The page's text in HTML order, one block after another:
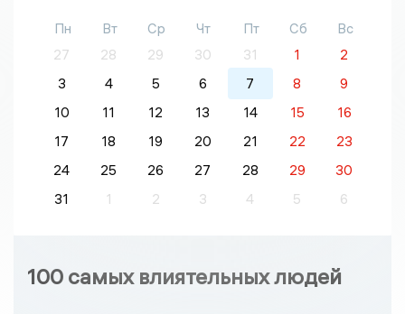
Пн Вт Ср Чт Пт Сб
Вс
27
28 29 30 31 1
2
3
4 5 6 7 8
9
10
11 12 13 14 15
16
17
18 19 20 21 22
23
24
25 26 27 28 29
30
31
1 2 3 4 5 6
100 самых влиятельных людей